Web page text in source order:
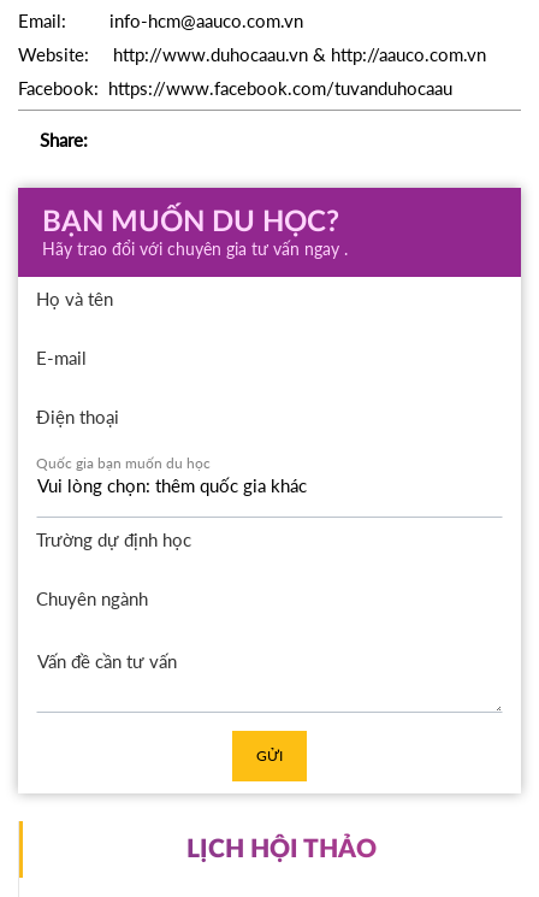
Email: info-hcm@aauco.com.vn
Website: http://www.duhocaau.vn & http://aauco.com.vn
Facebook: https://www.facebook.com/tuvanduhocaau
Share:
BẠN MUỐN DU HỌC?
Hãy trao đổi với chuyên gia tư vấn ngay .
Họ và tên
E-mail
Điện thoại
Quốc gia bạn muốn du học
Trường dự định học
Chuyên ngành
GỬI
LỊCH HỘI THẢO